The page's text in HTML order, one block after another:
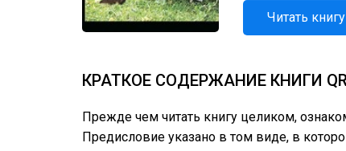
Читать книгу
КРАТКОЕ СОДЕРЖАНИЕ КНИГИ
Прежде чем читать книгу целиком,
Предисловие указано в том виде, в